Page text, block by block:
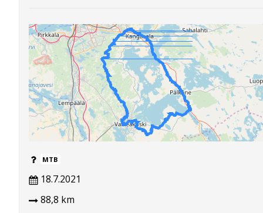
MTB
18.7.2021
88,8 km